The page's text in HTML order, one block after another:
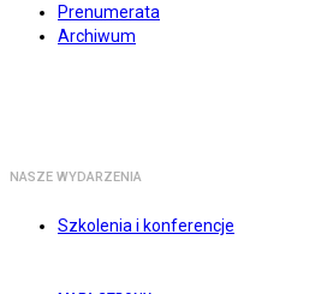
Prenumerata
Archiwum
NASZE WYDARZENIA
Szkolenia i konferencje